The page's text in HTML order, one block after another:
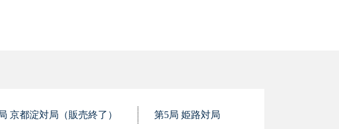
京都淀対局（販売終了） 第5局 姫路対局